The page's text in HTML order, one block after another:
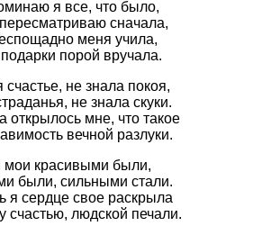
я все, что было,
сначала,
меня учила,
порой вручала.
счастье, не знала покоя,
не знала скуки.
открылось мне, что такое
вечной разлуки.
мои красивыми были,
были, сильными стали.
я сердце свое раскрыла
счастью, людской печали.